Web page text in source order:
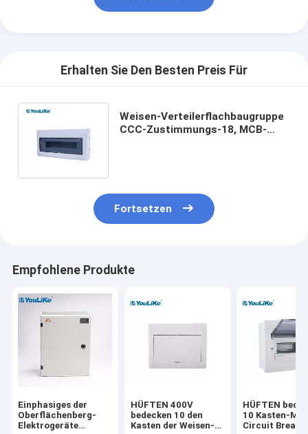
Erhalten Sie Den Besten Preis Für
Weisen-Verteilerflachbaugruppe
CCC-Zustimmungs-18, MCB-
Fortsetzen
Empfohlene Produkte
Einphasiges der
Oberflächenberg-
Elektrogeräte
HÜFTEN 400V
bedecken 10 den
Kasten der Weisen-
HÜFTEN
10 Kasten-
Circuit